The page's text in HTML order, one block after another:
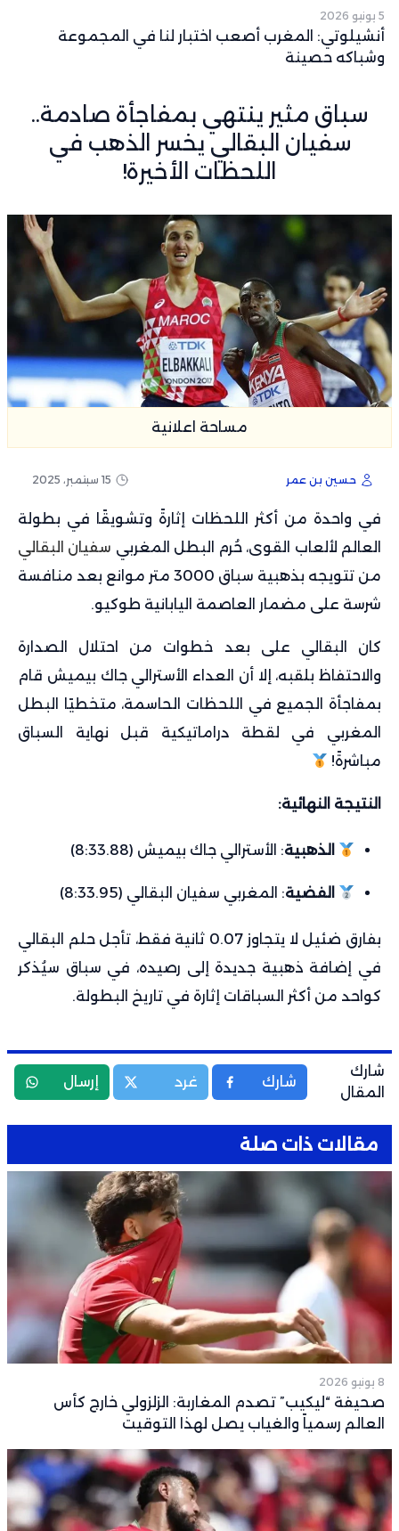
5 يونيو 2026
أنشيلوتي: المغرب أصعب اختبار لنا في المجموعة
وشباكه حصينة
سباق مثير ينتهي بمفاجأة صادمة..
سفيان البقالي يخسر الذهب في
اللحظات الأخيرة!
مساحة اعلانية
حسين بن عمر 15 سبتمبر، 2025
في واحدة من أكثر اللحظات إثارةً وتشويقًا في بطولة
العالم لألعاب القوى، حُرم البطل المغربي سفيان البقالي
من تتويجه بذهبية سباق 3000 متر موانع بعد منافسة
شرسة على مضمار العاصمة اليابانية طوكيو.
كان البقالي على بعد خطوات من احتلال الصدارة
والاحتفاظ بلقبه، إلا أن العداء الأسترالي جاك بيميش قام
بمفاجأة الجميع في اللحظات الحاسمة، متخطيًا البطل
المغربي في لقطة دراماتيكية قبل نهاية السباق
مباشرةً!
النتيجة النهائية:
الذهبية: الأسترالي جاك بيميش (8:33.88)
الفضية: المغربي سفيان البقالي (8:33.95)
بفارق ضئيل لا يتجاوز 0.07 ثانية فقط، تأجل حلم البقالي
في إضافة ذهبية جديدة إلى رصيده، في سباق سيُذكر
كواحد من أكثر السباقات إثارة في تاريخ البطولة.
شارك
المقال
شارك غرد إرسال
مقالات ذات صلة
8 يونيو 2026
صحيفة “ليكيب” تصدم المغاربة: الزلزولي خارج كأس
العالم رسمياً والغياب يصل لهذا التوقيت